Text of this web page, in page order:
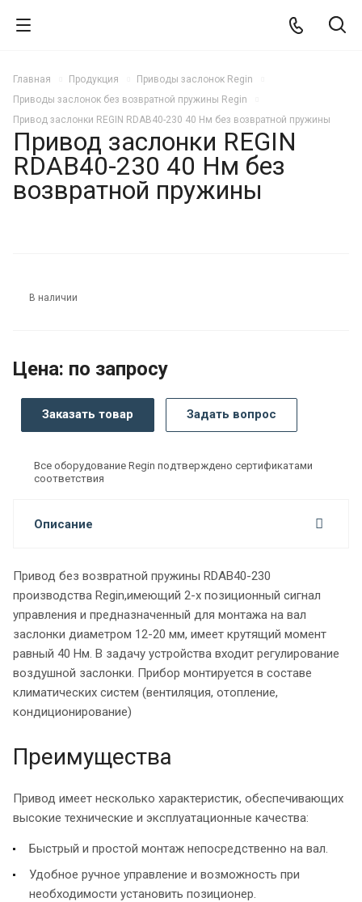
Главная Продукция
Приводы заслонок Regin
Приводы заслонок без возвратной пружины Regin
Привод заслонки REGIN RDAB40-230 40 Нм без возвратной пружины
Привод заслонки REGIN
RDAB40-230 40 Нм без
возвратной пружины
В наличии
Цена: по запросу
Заказать товар Задать вопрос
Все оборудование Regin подтверждено сертификатами
соответствия
Описание
Привод без возвратной пружины RDAB40-230
производства Regin,имеющий 2-х позиционный сигнал
управления и предназначенный для монтажа на вал
заслонки диаметром 12-20 мм, имеет крутящий момент
равный 40 Нм. В задачу устройства входит регулирование
воздушной заслонки. Прибор монтируется в составе
климатических систем (вентиляция, отопление,
кондиционирование)
Преимущества
Привод имеет несколько характеристик, обеспечивающих
высокие технические и эксплуатационные качества:
Быстрый и простой монтаж непосредственно на вал.
Удобное ручное управление и возможность при
необходимости установить позиционер.